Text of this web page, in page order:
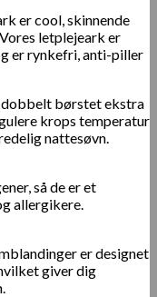
er cool, skinnende
letplejeark er
er rynkefri, anti-piller
dobbelt børstet ekstra
krops temperatur
nattesøvn.
så de er et
allergikere.
er designet
giver dig